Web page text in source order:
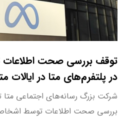
توقف بررسی صحت
در پلتفرم‌های متا در ایالات
شرکت بزرگ رسانه‌های اجتماعی متا
بررسی صحت اطلاعات توسط